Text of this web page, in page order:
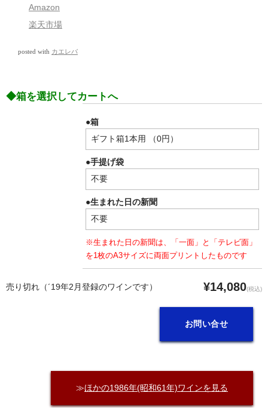
Amazon
楽天市場
posted with カエレバ
◆箱を選択してカートへ
●箱
●手提げ袋
●生まれた日の新聞
※生まれた日の新聞は、「一面」と「テレビ面」
を1枚のA3サイズに両面プリントしたものです
売り切れ（´19年2月登録のワインです） ¥14,080(税込)
お問い合せ
≫ほかの1986年(昭和61年)ワインを見る